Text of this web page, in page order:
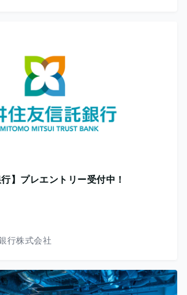
】プレエントリー受付中！
行株式会社